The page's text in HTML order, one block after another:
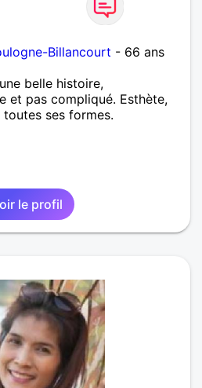
Billancourt - 66 ans
belle histoire,
et pas compliqué. Esthète,
ses formes.
le profil